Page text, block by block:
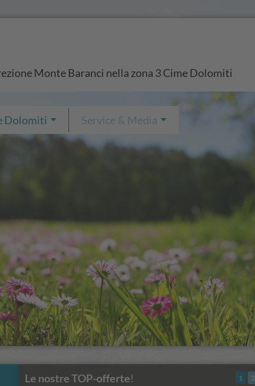
Monte Baranci nella zona 3 Cime Dolomiti
Le nostre TOP-offerte! 1 2
Dolomiti Service & Media